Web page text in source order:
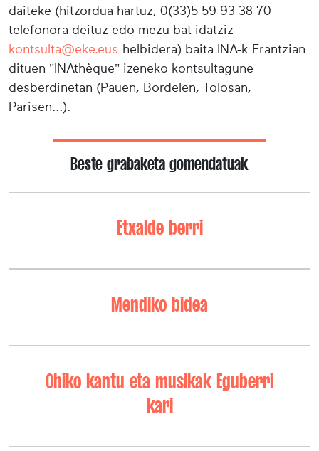
daiteke (hitzordua hartuz, 0(33)5 59 93 38 70
telefonora deituz edo mezu bat idatziz
kontsulta@eke.eus helbidera) baita INA-k Frantzian
dituen "INAthèque" izeneko kontsultagune
desberdinetan (Pauen, Bordelen, Tolosan,
Parisen...).
Beste grabaketa gomendatuak
Etxalde berri
Mendiko bidea
Ohiko kantu eta musikak Eguberri
kari